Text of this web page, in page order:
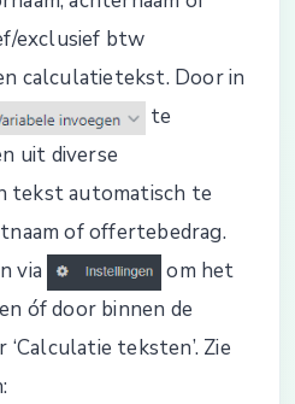
exclusief btw
calculatietekst. Door in
te
uit diverse
tekst automatisch te
of offertebedrag.
via
om het
óf door binnen de
teksten’. Zie